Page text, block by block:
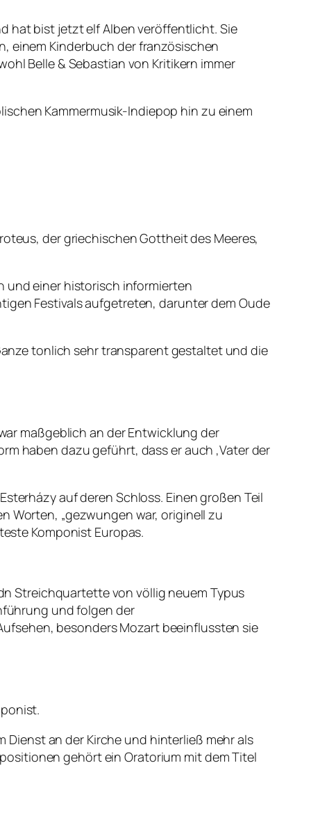
hat bist jetzt elf Alben veröffentlicht. Sie
einem Kinderbuch der französischen
Belle & Sebastian von Kritikern immer
Kammermusik-Indiepop hin zu einem
der griechischen Gottheit des Meeres,
und einer historisch informierten
Festivals aufgetreten, darunter dem Oude
tonlich sehr transparent gestaltet und die
maßgeblich an der Entwicklung der
haben dazu geführt, dass er auch ‚Vater der
auf deren Schloss. Einen großen Teil
Worten, „gezwungen war, originell zu
Komponist Europas.
Streichquartette von völlig neuem Typus
und folgen der
besonders Mozart beeinflussten sie
Dienst an der Kirche und hinterließ mehr als
gehört ein Oratorium mit dem Titel